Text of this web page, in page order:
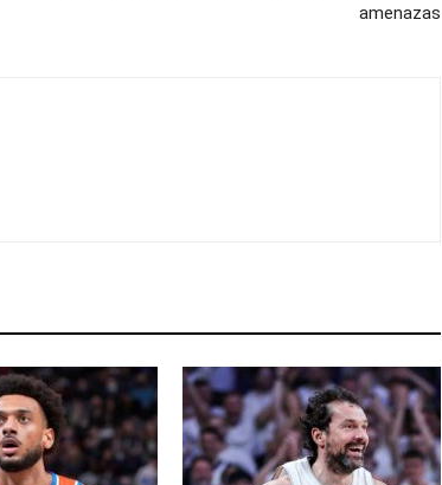
amenazas